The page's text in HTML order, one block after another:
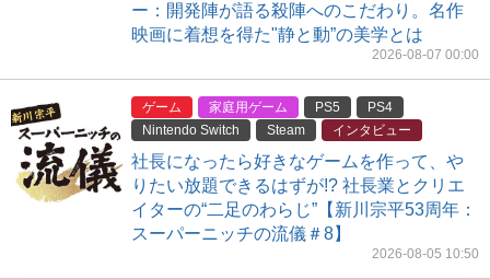
ー：開発陣が語る殺陣へのこだわり。名作
映画に着想を得た"静と動”の美学とは
2026-08-07 00:00
ゲーム 家庭用ゲーム PS5
PS4
Nintendo Switch
Steam インタビュー
社長になったら好きなゲームを作って、や
りたい放題できるはずが!? 社長業とクリエ
イターの“二足のわらじ”【新川宗平53周年：
スーパーニッチの流儀＃8】
2026-08-05 10:50